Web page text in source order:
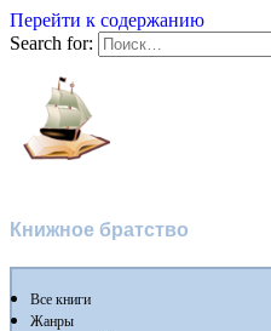
Перейти к содержанию
Search for:
Книжное братство
Все книги
Жанры